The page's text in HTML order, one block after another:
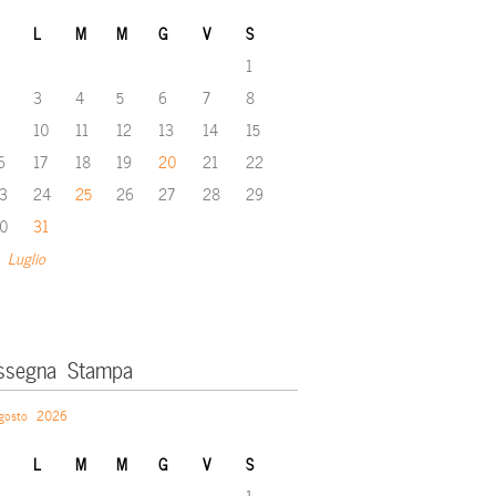
L M M G V S
Luglio
1
3 4 5 6 7
8
10 11 12 13 14
15
17 18 19 20 21
22
24 25 26 27 28
29
31
Stampa
2026
L M M G V S